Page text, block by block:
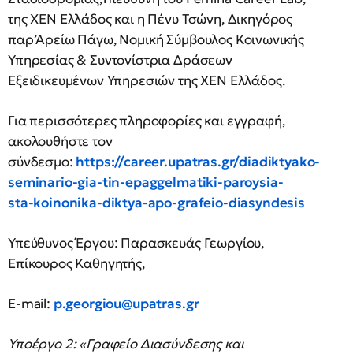
της ΧΕΝ Ελλάδος και η Πένυ Τσώνη, Δικηγόρος
παρ’Αρείω Πάγω, Νομική Σύμβουλος Κοινωνικής
Υπηρεσίας & Συντονίστρια Δράσεων
Εξειδικευμένων Υπηρεσιών της ΧΕΝ Ελλάδος.
Για περισσότερες πληροφορίες και εγγραφή,
ακολουθήστε τον
σύνδεσμο: https://career.upatras.gr/diadiktyako-
seminario-gia-tin-epaggelmatiki-paroysia-
sta-koinonika-diktya-apo-grafeio-diasyndesis
Υπεύθυνος Έργου: Παρασκευάς Γεωργίου,
Επίκουρος Καθηγητής,
Ε-mail: p.georgiou@upatras.gr
Υποέργο 2: «Γραφείο Διασύνδεσης και